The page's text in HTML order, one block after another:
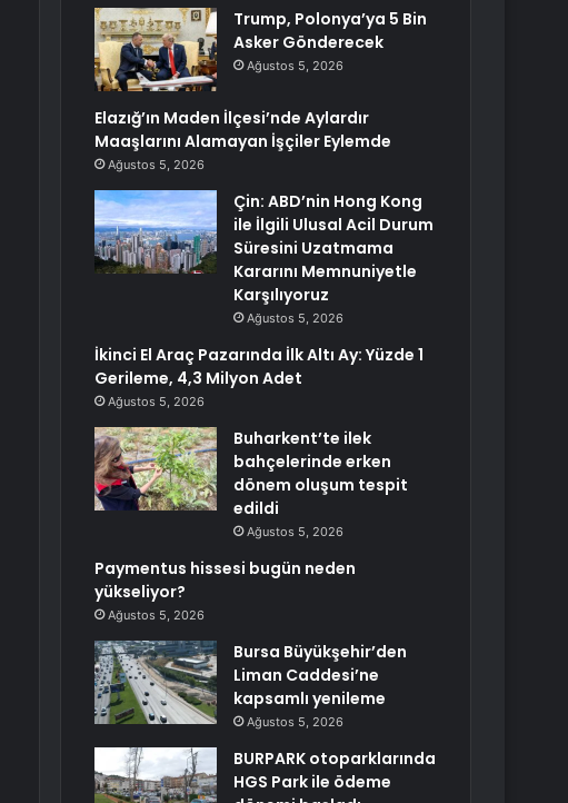
Trump, Polonya’ya 5 Bin
Asker Gönderecek
Ağustos 5, 2026
Elazığ’ın Maden İlçesi’nde Aylardır
Maaşlarını Alamayan İşçiler Eylemde
Ağustos 5, 2026
Çin: ABD’nin Hong Kong
ile İlgili Ulusal Acil Durum
Süresini Uzatmama
Kararını Memnuniyetle
Karşılıyoruz
Ağustos 5, 2026
İkinci El Araç Pazarında İlk Altı Ay: Yüzde 1
Gerileme, 4,3 Milyon Adet
Ağustos 5, 2026
Buharkent’te ilek
bahçelerinde erken
dönem oluşum tespit
edildi
Ağustos 5, 2026
Paymentus hissesi bugün neden
yükseliyor?
Ağustos 5, 2026
Bursa Büyükşehir’den
Liman Caddesi’ne
kapsamlı yenileme
Ağustos 5, 2026
BURPARK otoparklarında
HGS Park ile ödeme